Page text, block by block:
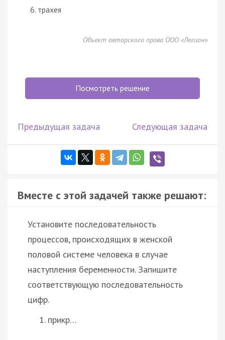
трахея
Объект авторского права ООО «Легион»
Посмотреть решение
Предыдущая задача Следующая задача
Вместе с этой задачей также решают:
Установите последовательность
процессов, происходящих в женской
половой системе человека в случае
наступления беременности. Запишите
соответствующую последовательность
цифр.
прикр…